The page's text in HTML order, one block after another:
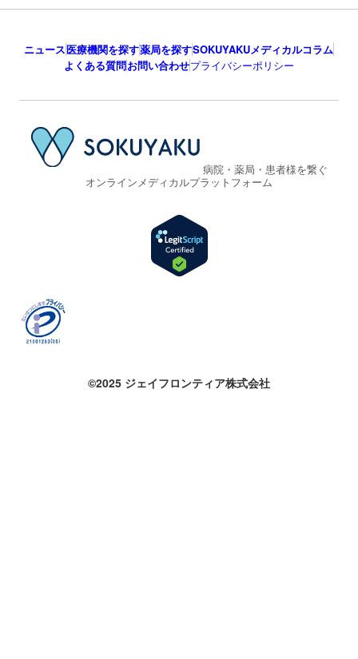
ニュース医療機関を探す薬局を探すSOKUYAKUメディカルコラム
よくある質問お問い合わせプライバシーポリシー
病院・薬局・患者様を繋ぐ
オンラインメディカルプラットフォーム
©2025 ジェイフロンティア株式会社